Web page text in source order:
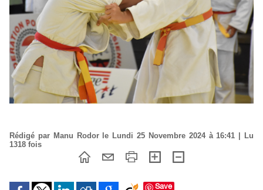
Rédigé par Manu Rodor le Lundi 25 Novembre 2024 à 16:41 | Lu
1318 fois
Save